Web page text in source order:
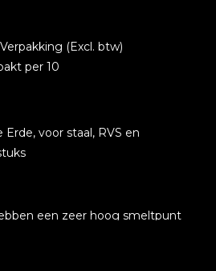
(Excl. btw)
per 10
voor staal, RVS en
een zeer hoog smeltpunt
zijn wolfraam elektroden bij